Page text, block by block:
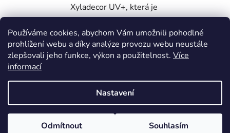
Používáme cookies, abychom Vám umožnili pohodlné
prohlížení webu a díky analýze provozu webu neustále
zlepšovali jeho funkce, výkon a použitelnost. Více
informací
Nastavení
Odmítnout Souhlasím
Z důvodu dovolených je zákaznická linka mimo provoz. Pište
Xyladecor UV+, která je
všechny dřevěné povrchy
v exteriéru i interiéru.
Tato...
Vytvořil Shoptet